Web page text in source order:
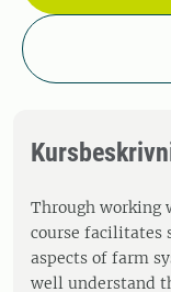
Through working
course
aspects of farm
well understand